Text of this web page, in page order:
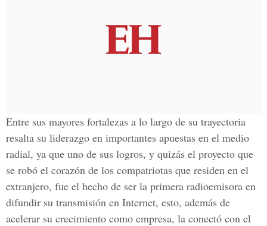
Entre sus mayores fortalezas a lo largo de su trayectoria
resalta su liderazgo en importantes apuestas en el medio
radial, ya que uno de sus logros, y quizás el proyecto que
se robó el corazón de los compatriotas que residen en el
extranjero, fue el hecho de ser la primera radioemisora en
difundir su transmisión en Internet, esto, además de
acelerar su crecimiento como empresa, la conectó con el